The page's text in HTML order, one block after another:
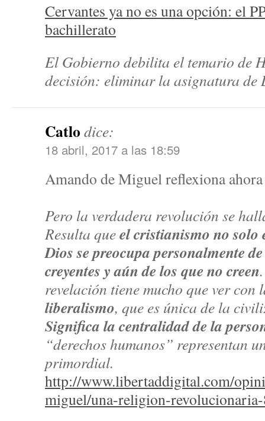
Cervantes ya no es una opción: el
bachillerato
El Gobierno debilita el temario de
decisión: eliminar la asignatura de
Catlodice:
18 abril, 2017 a las 18:59
Amando de Miguel reflexiona
Pero la verdadera revolución se
Resulta queel cristianismo no solo
Dios se preocupa personalmente
creyentes y aún de los que no creen
revelación tiene mucho que ver
liberalismo, que es única de la
Significa la centralidad de la
“derechos humanos” representan
primordial.
http://www.libertaddigital.com/
miguel/una-religion-